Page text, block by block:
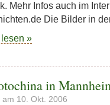
Mehr Infos auch im
Die Bilder in
»
in
am 10. Okt. 2006